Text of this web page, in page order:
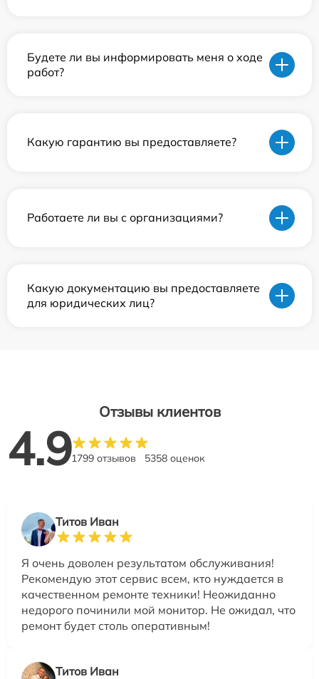
Будете ли вы информировать меня о ходе
работ?
Какую гарантию вы предоставляете?
Работаете ли вы с организациями?
Какую документацию вы предоставляете
для юридических лиц?
Отзывы клиентов
4.91799 отзывов 5358 оценок
Титов Иван
Я очень доволен результатом обслуживания!
Рекомендую этот сервис всем, кто нуждается в
качественном ремонте техники! Неожиданно
недорого починили мой монитор. Не ожидал, что
ремонт будет столь оперативным!
Титов Иван